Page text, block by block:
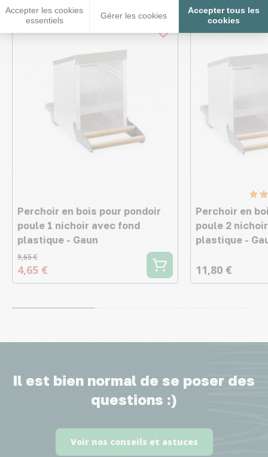
Accepter les cookies
essentiels
Gérer les cookies
Accepter tous les
cookies
Perchoir en bois pour pondoir
poule 1 nichoir avec fond
plastique - Gaun
9,65 €
4,65 €
Perchoir en
poule 2
plastique -
11,80 €
Il est bien normal de se poser des
questions :)
Voir nos conseils et astuces